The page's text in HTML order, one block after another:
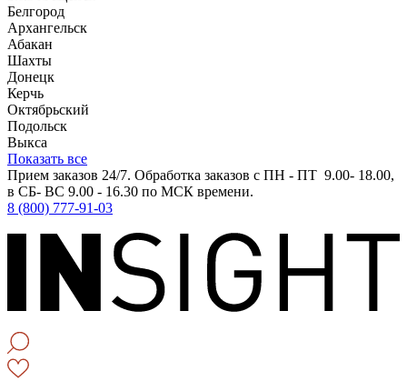
Белгород
Архангельск
Абакан
Шахты
Донецк
Керчь
Октябрьский
Подольск
Выкса
Показать все
Прием заказов 24/7. Обработка заказов с ПН - ПТ 9.00- 18.00,
в СБ- ВС 9.00 - 16.30 по МСК времени.
8 (800) 777-91-03